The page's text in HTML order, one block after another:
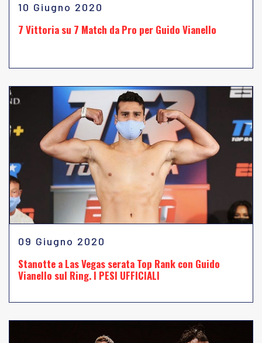
10 Giugno 2020
7 Vittoria su 7 Match da Pro per Guido Vianello
09 Giugno 2020
Stanotte a Las Vegas serata Top Rank con Guido
Vianello sul Ring. I PESI UFFICIALI